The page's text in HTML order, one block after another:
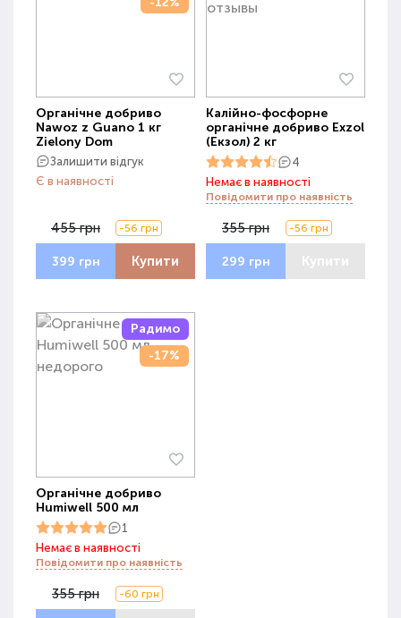
Органічне добриво
Nawoz z Guano 1 кг
Zielony Dom
Залишити відгук
Є в наявності
455 грн -56 грн
399 грн Купити
Калійно-фосфорне
органічне добриво Exzol
(Екзол) 2 кг
4
Немає в наявності
Повідомити про наявність
355 грн -56 грн
299 грн Купити
Радимо
-17%
Органічне добриво
Humiwell 500 мл
1
Немає в наявності
Повідомити про наявність
355 грн -60 грн